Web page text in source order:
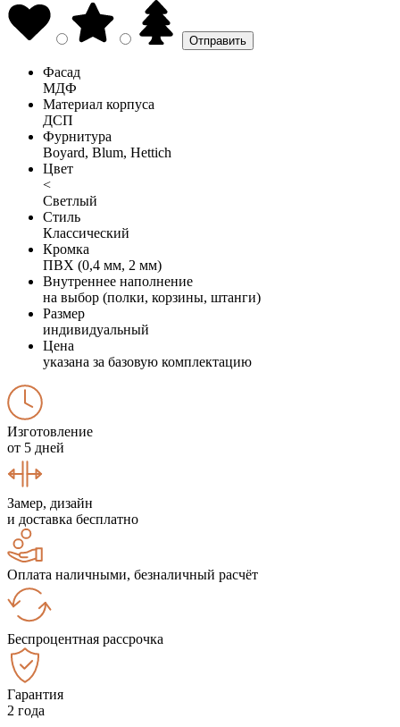
Фасад
МДФ
Материал корпуса
ДСП
Фурнитура
Boyard, Blum, Hettich
Цвет
<
Светлый
Стиль
Классический
Кромка
ПВХ (0,4 мм, 2 мм)
Внутреннее наполнение
на выбор (полки, корзины, штанги)
Размер
индивидуальный
Цена
указана за базовую комплектацию
Изготовление
от 5 дней
Замер, дизайн
и доставка бесплатно
Оплата наличными, безналичный расчёт
Беспроцентная рассрочка
Гарантия
2 года